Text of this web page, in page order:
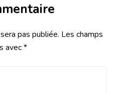
pas publiée. Les champs
avec*